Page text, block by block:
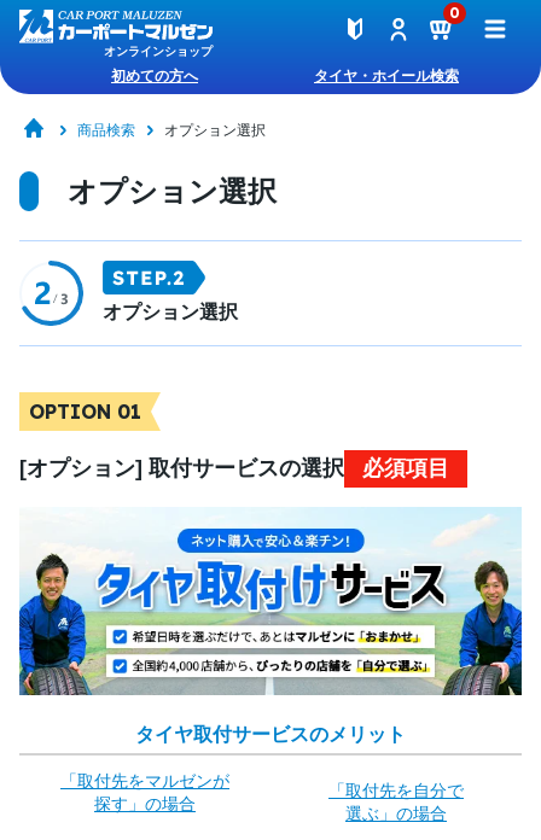
オンラインショップ
0
初めての方へ タイヤ・ホイール検索
商品検索 オプション選択
オプション選択
オプション選択
OPTION 01
[オプション] 取付サービスの選択 必須項目
タイヤ取付サービスのメリット
「取付先をマルゼンが
探す」の場合
「取付先を自分で
選ぶ」の場合